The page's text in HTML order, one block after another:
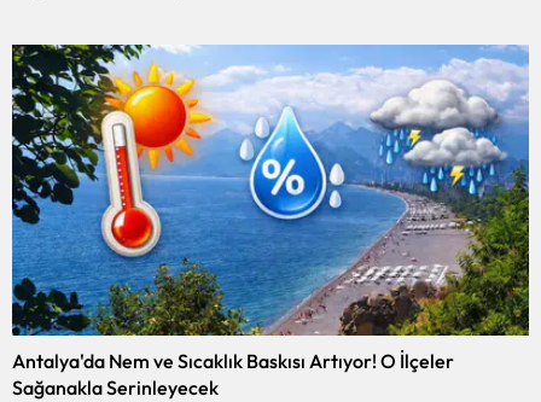
Antalya'da Nem ve Sıcaklık Baskısı Artıyor! O İlçeler
Sağanakla Serinleyecek